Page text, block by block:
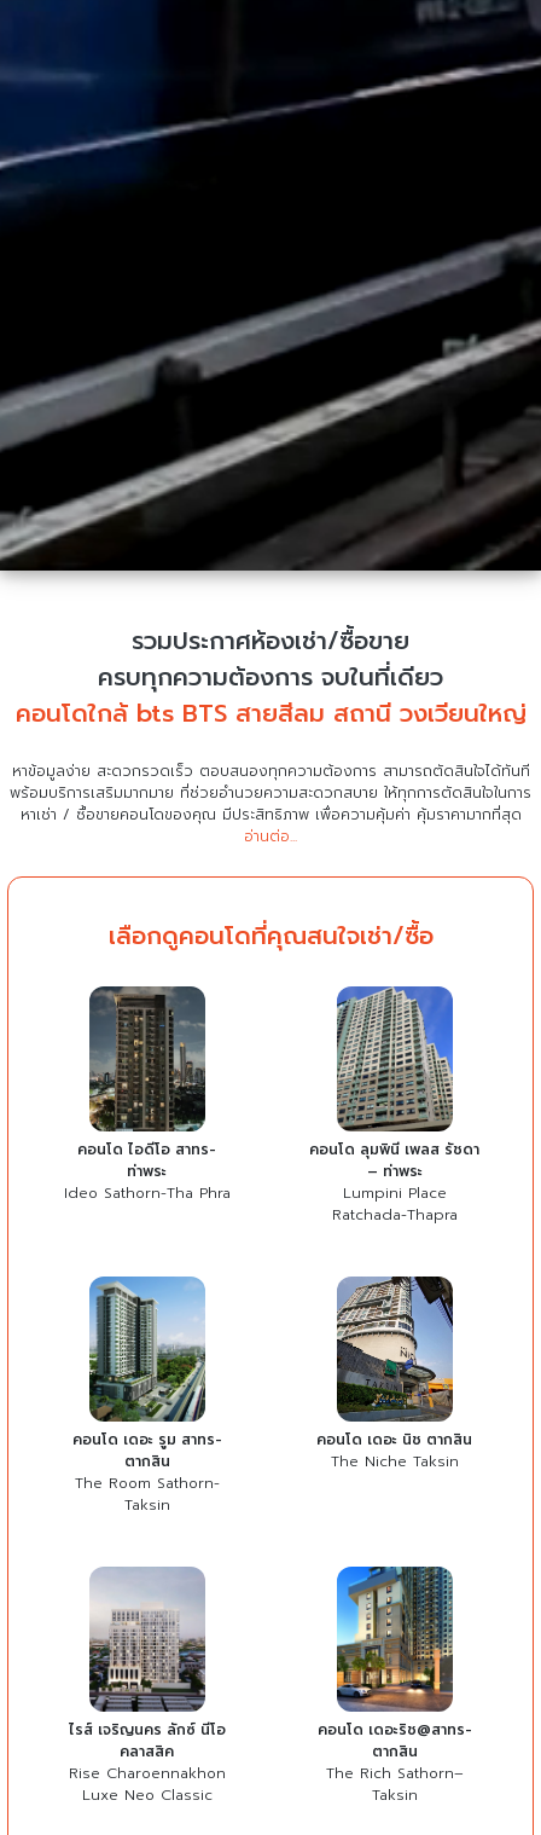
รวมประกาศห้องเช่า/ซื้อขาย
ครบทุกความต้องการ จบในที่เดียว
คอนโดใกล้ bts BTS สายสีลม สถานี วงเวียนใหญ่
หาข้อมูลง่าย สะดวกรวดเร็ว ตอบสนองทุกความต้องการ สามารถตัดสินใจได้ทันที
พร้อมบริการเสริมมากมาย ที่ช่วยอำนวยความสะดวกสบาย ให้ทุกการตัดสินใจในการ
หาเช่า / ซื้อขายคอนโดของคุณ มีประสิทธิภาพ เพื่อความคุ้มค่า คุ้มราคามากที่สุด
อ่านต่อ...
เลือกดูคอนโดที่คุณสนใจเช่า/ซื้อ
คอนโด ไอดีโอ สาทร-
ท่าพระ
Ideo Sathorn-Tha Phra
คอนโด ลุมพินี เพลส รัชดา
– ท่าพระ
Lumpini Place
Ratchada-Thapra
คอนโด เดอะ รูม สาทร-
ตากสิน
The Room Sathorn-
Taksin
คอนโด เดอะ นิช ตากสิน
The Niche Taksin
ไรส์ เจริญนคร ลักซ์ นีโอ
คลาสสิค
Rise Charoennakhon
Luxe Neo Classic
คอนโด เดอะริช@สาทร-
ตากสิน
The Rich Sathorn–
Taksin